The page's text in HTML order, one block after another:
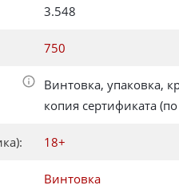
3.548
750
Винтовка, упаковка,
копия сертификата
18+
Винтовка